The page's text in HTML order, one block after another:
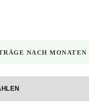
NACH MONATEN